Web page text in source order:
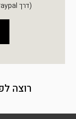
(דרך Paypal, בצורה מאובטחת, אנונימית ומהירה)
רוצה